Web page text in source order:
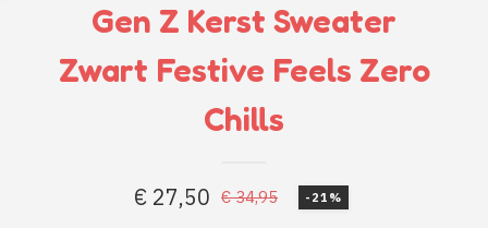
Gen Z Kerst Sweater
Zwart Festive Feels Zero
Chills
€34,95
Oorspronkelijke
€ 27,50
Huidige
-21%